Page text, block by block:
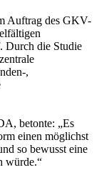
Auftrag des GKV-
Durch die Studie
,
betonte: „Es
einen möglichst
so bewusst eine
würde.“